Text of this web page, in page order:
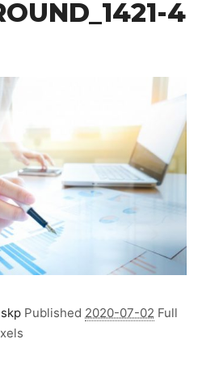
4
skp Published 2020-07-02 Full